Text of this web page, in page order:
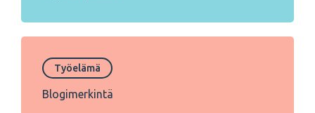
Työelämä
Blogimerkintä